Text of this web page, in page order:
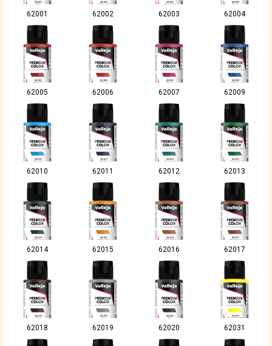
62001 62002 62003 62004
62005 62006 62007 62009
62010 62011 62012 62013
62014 62015 62016 62017
62018 62019 62020 62031